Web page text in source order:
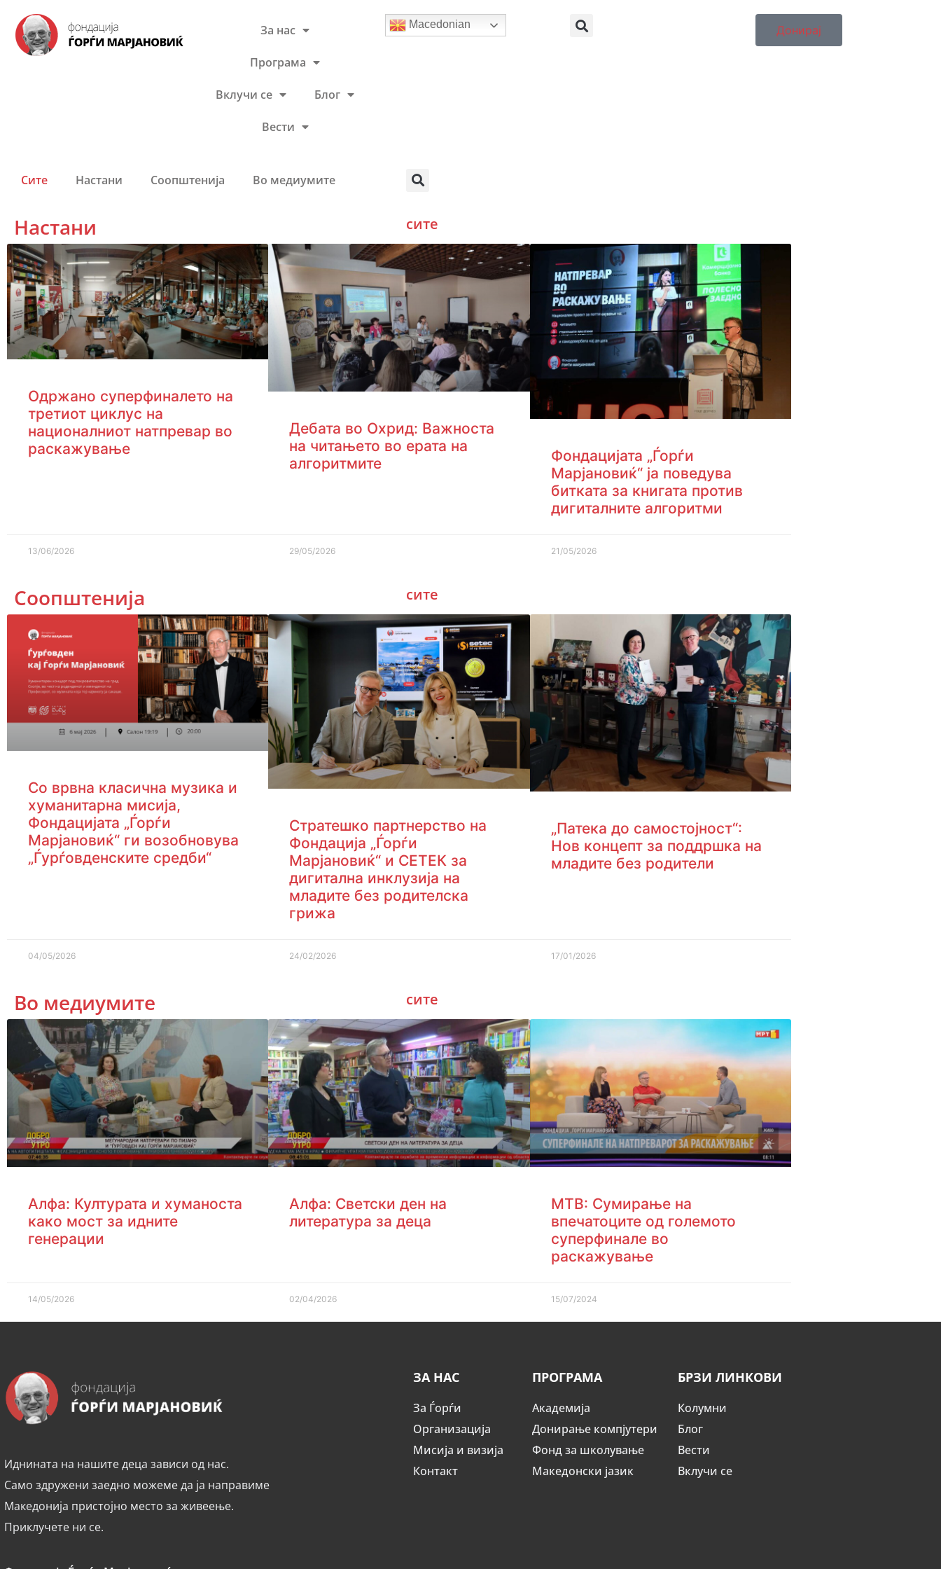
За нас
Програма
Вклучи се Блог
Вести
Macedonian Донирај
Сите Настани Соопштенија Во медиумите
Настани сите
Одржано суперфиналето на
третиот циклус на
националниот натпревар во
раскажување
13/06/2026
Дебата во Охрид: Важноста
на читањето во ерата на
алгоритмите
29/05/2026
Фондацијата „Ѓорѓи
Марјановиќ“ ја поведува
битката за книгата против
дигиталните алгоритми
21/05/2026
Соопштенија сите
Со врвна класична музика и
хуманитарна мисија,
Фондацијата „Ѓорѓи
Марјановиќ“ ги возобновува
„Ѓурѓовденските средби“
04/05/2026
Стратешко партнерство на
Фондација „Ѓорѓи
Марјановиќ“ и СЕТЕК за
дигитална инклузија на
младите без родителска
грижа
24/02/2026
„Патека до самостојност“:
Нов концепт за поддршка на
младите без родители
17/01/2026
Во медиумите сите
Алфа: Културата и хуманоста
како мост за идните
генерации
14/05/2026
Алфа: Светски ден на
литература за деца
02/04/2026
МТВ: Сумирање на
впечатоците од големото
суперфинале во
раскажување
15/07/2024
Иднината на нашите деца зависи од нас.
Само здружени заедно можеме да ја направиме
Македонија пристојно место за живеење.
Приклучете ни се.
ЗА НАС
За Ѓорѓи
Организација
Мисија и визија
Контакт
ПРОГРАМА
Академија
Донирање компјутери
Фонд за школување
Македонски јазик
БРЗИ ЛИНКОВИ
Колумни
Блог
Вести
Вклучи се